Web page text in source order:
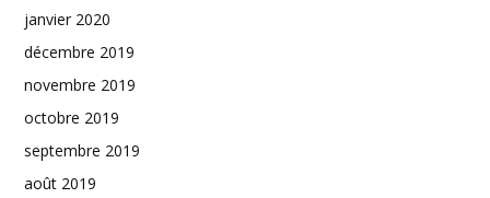
janvier 2020
décembre 2019
novembre 2019
octobre 2019
septembre 2019
août 2019